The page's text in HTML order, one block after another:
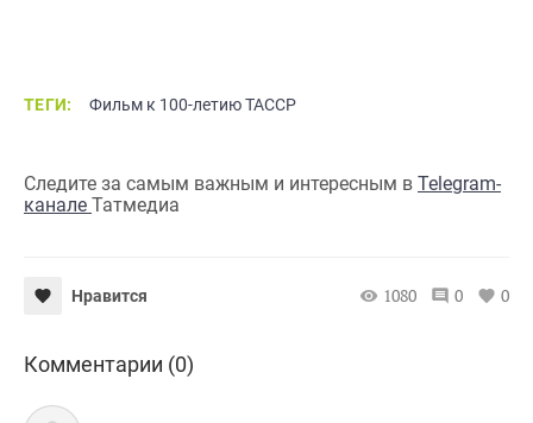
ТЕГИ: Фильм к 100-летию ТАССР
Следите за самым важным и интересным в Telegram-
канале Татмедиа
Нравится 1080 0 0
Комментарии (0)